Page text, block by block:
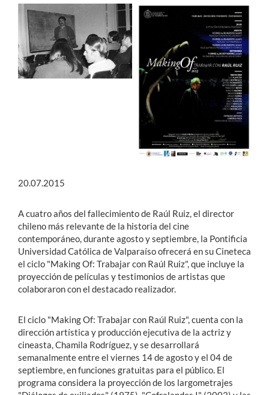
20.07.2015
A cuatro años del fallecimiento de Raúl Ruiz, el director
chileno más relevante de la historia del cine
contemporáneo, durante agosto y septiembre, la Pontificia
Universidad Católica de Valparaíso ofrecerá en su Cineteca
el ciclo "Making Of: Trabajar con Raúl Ruiz", que incluye la
proyección de películas y testimonios de artistas que
colaboraron con el destacado realizador.
El ciclo "Making Of: Trabajar con Raúl Ruiz", cuenta con la
dirección artística y producción ejecutiva de la actriz y
cineasta, Chamila Rodríguez, y se desarrollará
semanalmente entre el viernes 14 de agosto y el 04 de
septiembre, en funciones gratuitas para el público. El
programa considera la proyección de los largometrajes